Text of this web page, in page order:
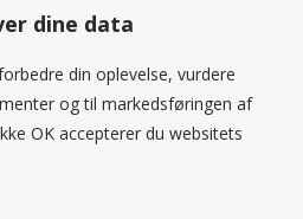
dine data
din oplevelse, vurdere
og til markedsføringen af
OK accepterer du websitets
CostaMani Johanna Shirt Mix
599,00 DKK